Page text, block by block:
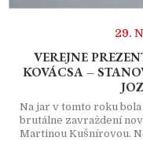
29.
VEREJNE
KOVÁCSA –
Na jar v tomto roku
brutálne zavraždení
Martinou Kušnírovou.